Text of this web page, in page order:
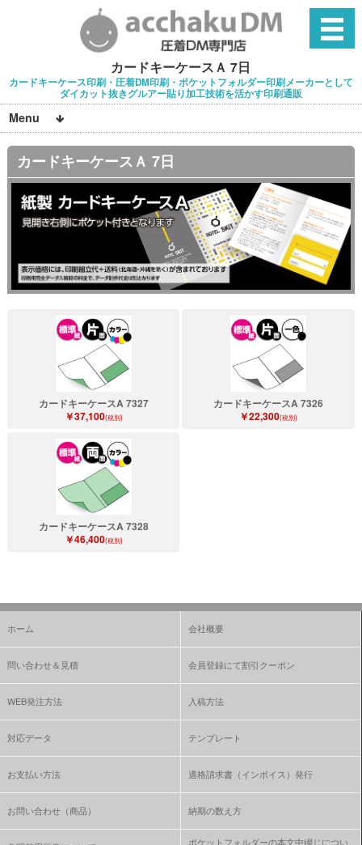
カードキーケースＡ 7日
カードキーケース印刷・圧着DM印刷・ポケットフォルダー印刷メーカーとして
ダイカット抜きグルアー貼り加工技術を活かす印刷通販
Menu
カードキーケースＡ 7日
カードキーケースA 7327
￥37,100(税別)
カードキーケースA 7326
￥22,300(税別)
カードキーケースA 7328
￥46,400(税別)
ホーム 会社概要
問い合わせ＆見積 会員登録にて割引クーポン
WEB発注方法 入稿方法
対応データ テンプレート
お支払い方法 適格請求書（インボイス）発行
お問い合わせ（商品） 納期の数え方
ポケットフォルダーの本文中綴じについ